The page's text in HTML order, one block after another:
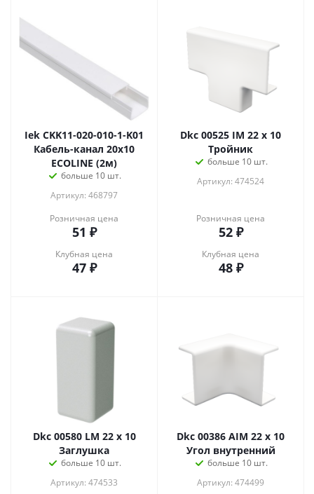
Iek CKK11-020-010-1-K01
Кабель-канал 20х10
ECOLINE (2м)
больше 10 шт.
Артикул: 468797
Розничная цена
51 ₽
Клубная цена
47₽
Dkc 00525 IM 22 x 10
Тройник
больше 10 шт.
Артикул: 474524
Розничная цена
52₽
Клубная цена
48₽
Dkc 00580 LM 22 x 10
Заглушка
больше 10 шт.
Артикул: 474533
Dkc 00386 AIM 22 x 10
Угол внутренний
больше 10 шт.
Артикул: 474499